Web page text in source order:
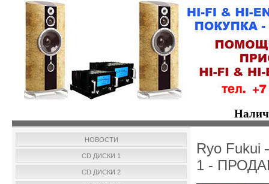
НОВОСТИ
CD ДИСКИ 1
CD ДИСКИ 2
Ryo Fukui
1 -